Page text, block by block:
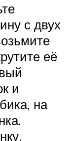
с двух
её
и
на